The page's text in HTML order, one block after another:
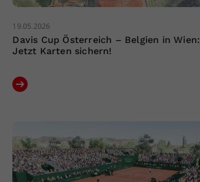
19.05.2026
Davis Cup Österreich – Belgien in Wien:
Jetzt Karten sichern!